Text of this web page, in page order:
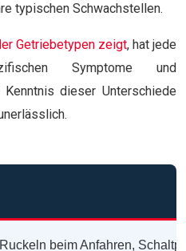
typischen Schwachstellen.
Getriebetypen zeigt, hat jede
Symptome und
Kenntnis dieser Unterschiede
Ruckeln beim Anfahren,